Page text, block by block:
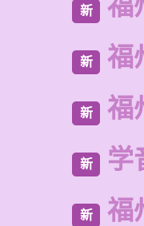
新 福
新 福
新 福
新 学
新 福